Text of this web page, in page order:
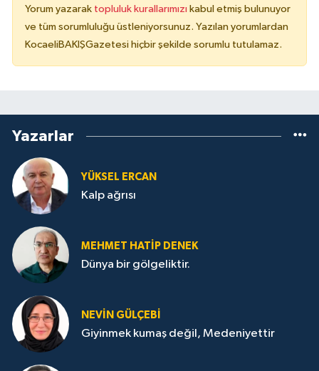
Yorum yazarak topluluk kurallarımızı kabul etmiş bulunuyor
ve tüm sorumluluğu üstleniyorsunuz. Yazılan yorumlardan
KocaeliBAKIŞGazetesi hiçbir şekilde sorumlu tutulamaz.
Yazarlar
YÜKSEL ERCAN
Kalp ağrısı
MEHMET HATİP DENEK
Dünya bir gölgeliktir.
NEVİN GÜLÇEBİ
Giyinmek kumaş değil, Medeniyettir